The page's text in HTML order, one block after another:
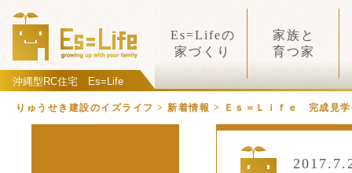
沖縄型RC住宅 Es=Life
Es=Lifeの
家づくり
家族と
育つ家
りゅうせき建設のイズライフ > 新着情報 > Ｅｓ＝Ｌｉｆｅ 完成見